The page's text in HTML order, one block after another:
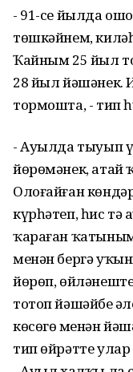
- 91-се йылда
төшкәйнем,
Ҡайным 25 йыл
28 йыл йәшәнек.
тормошта, - тип
- Ауылда тыуып
йөрөмәнек, атай
Олоғайған
күрһәтеп, һис
ҡараған
менән бергә
йөрөп,
тотоп йәшәйбеҙ
көсөгөҙ менән
тип өйрәтте улар